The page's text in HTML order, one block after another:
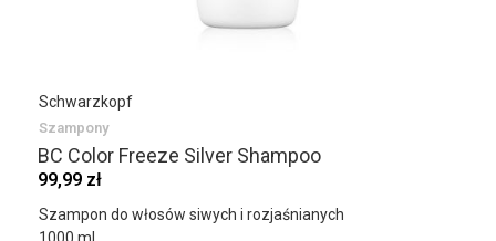
Schwarzkopf
Szampony
BC Color Freeze Silver Shampoo
99,99 zł
Szampon do włosów siwych i rozjaśnianych